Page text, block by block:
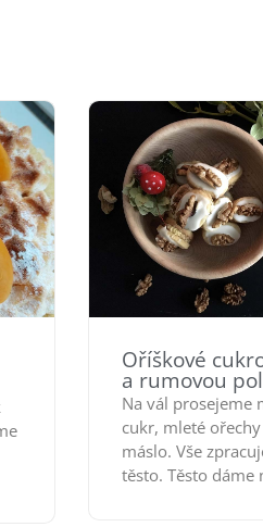
Oříškové
a rumovou
Na vál prosejeme
cukr, mleté
máslo. Vše
těsto. Těsto dáme